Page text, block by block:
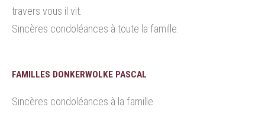
travers vous il vit.
Sincères condoléances à toute la famille.
FAMILLES DONKERWOLKE PASCAL
Sincères condoléances à la famille